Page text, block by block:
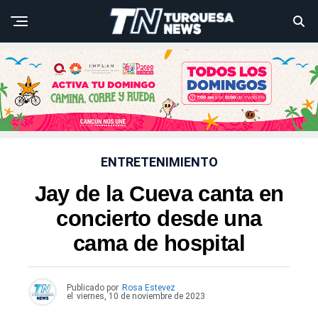
ENTRETENIMIENTO
Jay de la Cueva canta en
concierto desde una
cama de hospital
Publicado por Rosa Estevez
el viernes, 10 de noviembre de 2023